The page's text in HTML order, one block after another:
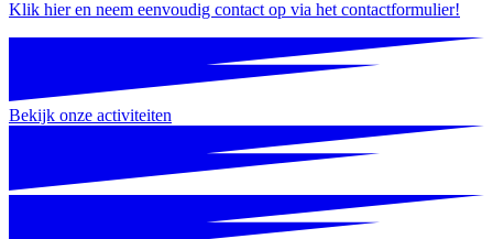
Klik hier en neem eenvoudig contact op via het contactformulier!
Bekijk onze activiteiten